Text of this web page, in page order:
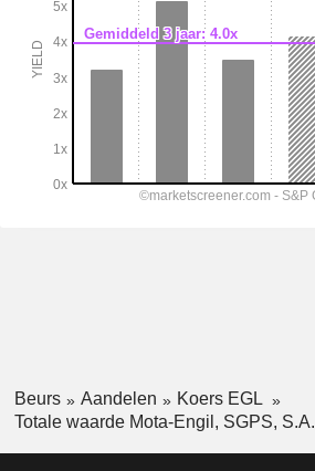
Beurs Aandelen
Koers EGL
Totale waarde Mota-Engil, SGPS, S.A.